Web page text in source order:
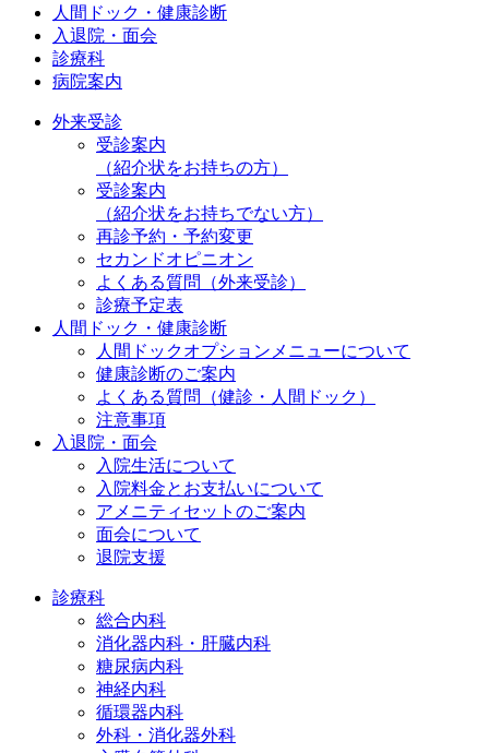
人間ドック・健康診断
入退院・面会
診療科
病院案内
外来受診
受診案内
（紹介状をお持ちの方）
受診案内
（紹介状をお持ちでない方）
再診予約・予約変更
セカンドオピニオン
よくある質問（外来受診）
診療予定表
人間ドック・健康診断
人間ドックオプションメニューについて
健康診断のご案内
よくある質問（健診・人間ドック）
注意事項
入退院・面会
入院生活について
入院料金とお支払いについて
アメニティセットのご案内
面会について
退院支援
診療科
総合内科
消化器内科・肝臓内科
糖尿病内科
神経内科
循環器内科
外科・消化器外科